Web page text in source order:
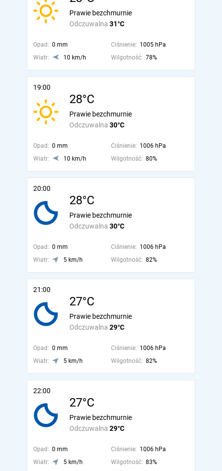
Odczuwalna 31°C
Prawie bezchmurnie
Opad: 0 mm Ciśnienie: 1005 hPa
Wiatr:
10 km/h Wilgotność: 78%
19:00
28°C
Odczuwalna 30°C
Prawie bezchmurnie
Opad: 0 mm Ciśnienie: 1006 hPa
Wiatr:
10 km/h Wilgotność: 80%
20:00
28°C
Odczuwalna 30°C
Prawie bezchmurnie
Opad: 0 mm Ciśnienie: 1006 hPa
Wiatr:
5 km/h Wilgotność: 82%
21:00
27°C
Odczuwalna 29°C
Prawie bezchmurnie
Opad: 0 mm Ciśnienie: 1006 hPa
Wiatr:
5 km/h Wilgotność: 82%
22:00
27°C
Odczuwalna 29°C
Prawie bezchmurnie
Opad: 0 mm Ciśnienie: 1006 hPa
Wiatr:
5 km/h Wilgotność: 83%